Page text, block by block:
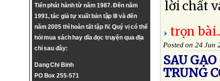
Tiến phát hành từ năm 1987. Đến năm
1991, tác giả tự xuất bản tập III và đến
năm 2005 thì hoàn tất tập IV. Quý vị có thể
hỏi mua sách hay dĩa đọc truyện qua địa
chỉ sau đây:
Dang Chi Binh
PO Box 255-571
lời chất
trọn
Posted on 24 Jun
SAU
TRUNG